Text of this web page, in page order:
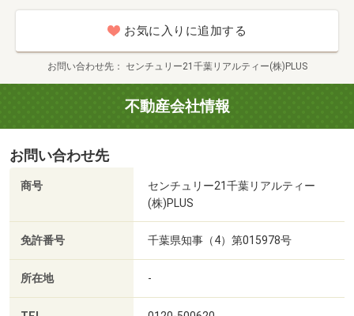
ご自宅へお迎えはもちろん（無料）・最寄の駅等など・ご
指定場所でお待ち合わせからのご案内も可能です。弊社へ
のご来社などもご相談してください
ください。
平日でのご案内や今すぐのご案内も大歓迎です♪お早めにご
連絡頂ければ、ご条件に合う他の物件の資料もご用意いた
します。
事前に鍵の手配が必要な場合がありますので、お早めにご
連絡をいただけると、ご案内がスムーズです。
お気に入りに追加する
お問い合わせ先 センチュリー21千葉リアルティー(株)PLUS
不動産会社情報
お問い合わせ先
商号
センチュリー21千葉リアルティー
(株)PLUS
免許番号 千葉県知事（4）第015978号
所在地 -